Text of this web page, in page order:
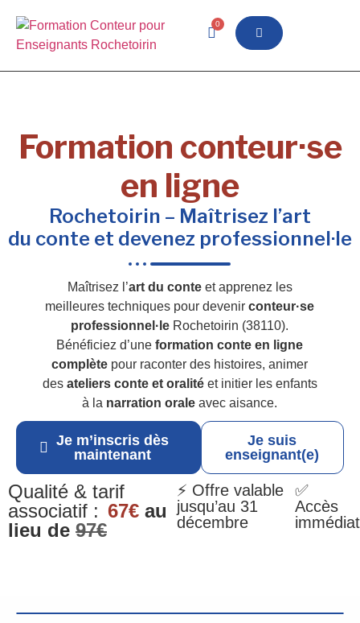
0
Formation conteur·se
en ligne
Rochetoirin – Maîtrisez l’art
du conte et devenez professionnel·le
Maîtrisez l’art du conteet apprenez les
meilleures techniques pour devenirconteur·se
professionnel·le Rochetoirin (38110).
Bénéficiez d’uneformation conte en ligne
complète pour raconter des histoires, animer
des ateliers conte et oralitéet initier les enfants
à la narration orale avec aisance.
Je m’inscris dès
maintenant
Je suis
enseignant(e)
Qualité & tarif
associatif : 67€ au
lieu de 97€
⚡ Offre valable
jusqu’au 31
décembre
✅
Accès
immédiat